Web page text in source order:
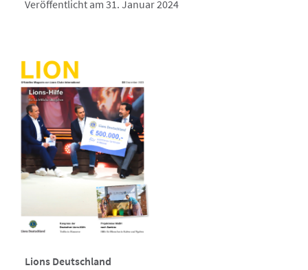
Veröffentlicht am 31. Januar 2024
Lions Deutschland